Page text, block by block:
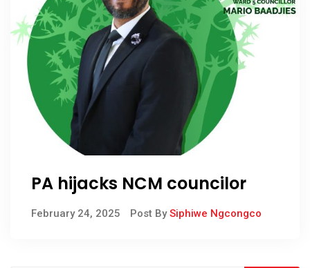
PA hijacks NCM councilor
February 24, 2025 Post BySiphiwe Ngcongco